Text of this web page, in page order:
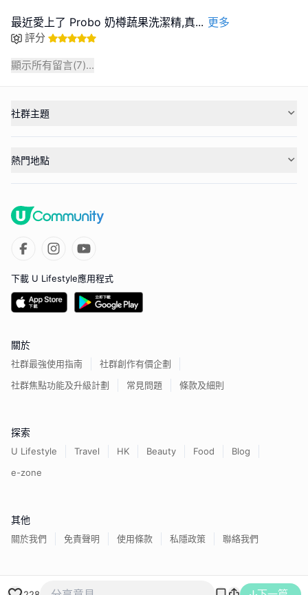
最近愛上了 Probo 奶樽蔬果洗潔精,真... 更多
評分
顯示所有留言(7)...
社群主題
熱門地點
下載 U Lifestyle應用程式
關於
社群最強使用指南
社群創作有價企劃
社群焦點功能及升級計劃
常見問題 條款及細則
探索
U Lifestyle Travel HK Beauty Food
Blog
e-zone
其他
關於我們 免責聲明 使用條款 私隱政策 聯絡我們
香港經濟日報版權所有©